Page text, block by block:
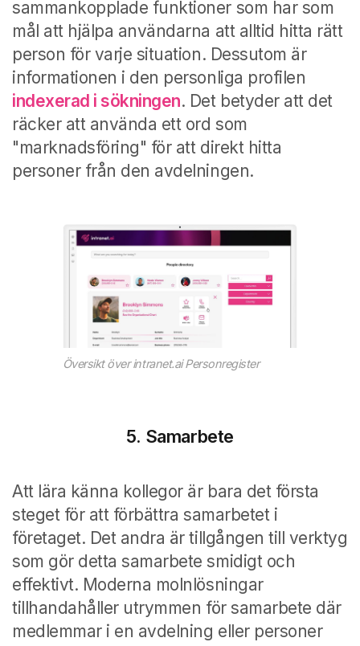
sammankopplade funktioner som har som
mål att hjälpa användarna att alltid hitta rätt
person för varje situation. Dessutom är
informationen i den personliga profilen
indexerad i sökningen. Det betyder att det
räcker att använda ett ord som
"marknadsföring" för att direkt hitta
personer från den avdelningen.
Översikt över intranet.ai Personregister
5. Samarbete
Att lära känna kollegor är bara det första
steget för att förbättra samarbetet i
företaget. Det andra är tillgången till verktyg
som gör detta samarbete smidigt och
effektivt. Moderna molnlösningar
tillhandahåller utrymmen för samarbete där
medlemmar i en avdelning eller personer